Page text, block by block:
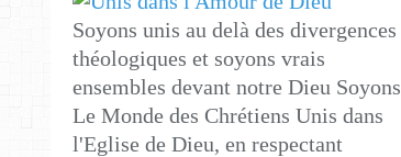
Soyons unis au delà des divergences
théologiques et soyons vrais
ensembles devant notre Dieu Soyons
Le Monde des Chrétiens Unis dans
l'Eglise de Dieu, en respectant